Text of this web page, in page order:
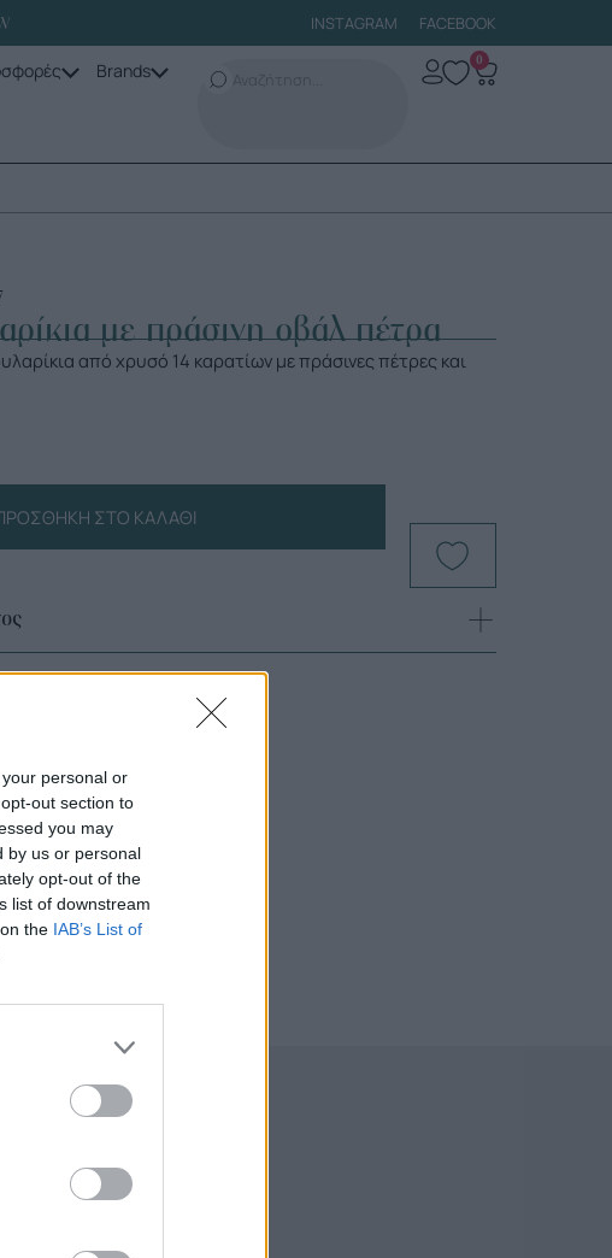
personal or
out section to
you may
by us or personal
opt-out of the
list of downstream
the IAB’s List of
INSTAGRAM FACEBOOK
Brands 0
με πράσινη οβάλ πέτρα
από χρυσό 14 καρατίων με πράσινες πέτρες και
ΣΤΟ ΚΑΛΆΘΙ